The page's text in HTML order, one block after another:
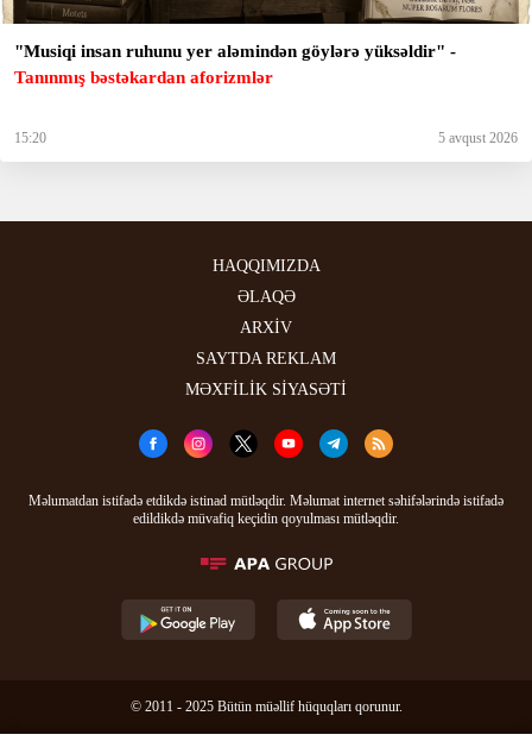
"Musiqi insan ruhunu yer aləmindən göylərə yüksəldir" -
Tanınmış bəstəkardan aforizmlər
15:20 5 avqust 2026
HAQQIMIZDA
ƏLAQƏ
ARXİV
SAYTDA REKLAM
MƏXFİLİK SİYASƏTİ
Məlumatdan istifadə etdikdə istinad mütləqdir. Məlumat internet səhifələrində istifadə
edildikdə müvafiq keçidin qoyulması mütləqdir.
© 2011 - 2025 Bütün müəllif hüquqları qorunur.